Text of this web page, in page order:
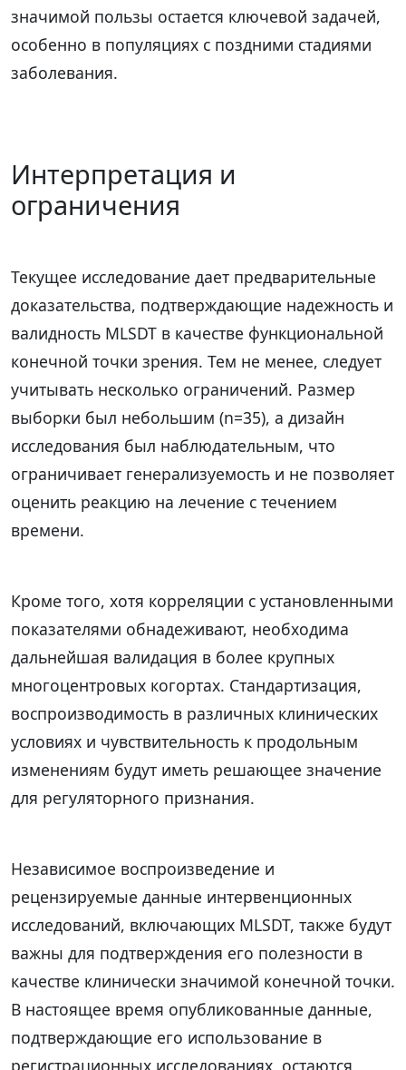
значимой пользы остается ключевой задачей,
особенно в популяциях с поздними стадиями
заболевания.
Интерпретация и
ограничения
Текущее исследование дает предварительные
доказательства, подтверждающие надежность и
валидность MLSDT в качестве функциональной
конечной точки зрения. Тем не менее, следует
учитывать несколько ограничений. Размер
выборки был небольшим (n=35), а дизайн
исследования был наблюдательным, что
ограничивает генерализуемость и не позволяет
оценить реакцию на лечение с течением
времени.
Кроме того, хотя корреляции с установленными
показателями обнадеживают, необходима
дальнейшая валидация в более крупных
многоцентровых когортах. Стандартизация,
воспроизводимость в различных клинических
условиях и чувствительность к продольным
изменениям будут иметь решающее значение
для регуляторного признания.
Независимое воспроизведение и
рецензируемые данные интервенционных
исследований, включающих MLSDT, также будут
важны для подтверждения его полезности в
качестве клинически значимой конечной точки.
В настоящее время опубликованные данные,
подтверждающие его использование в
регистрационных исследованиях, остаются